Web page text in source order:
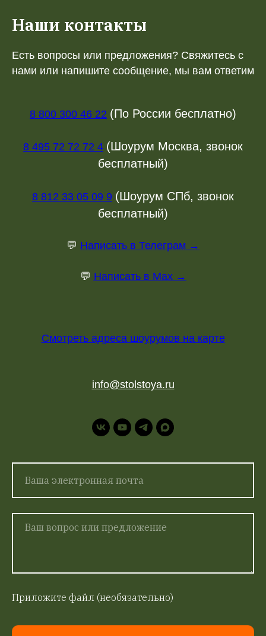
Наши контакты
Есть вопросы или предложения? Свяжитесь с
нами или напишите сообщение, мы вам ответим
8 800 300 46 22 (По России бесплатно)
8 495 72 72 72 4 (Шоурум Москва, звонок
бесплатный)
8 812 33 05 09 9 (Шоурум СПб, звонок
бесплатный)
💬 Написать в Телеграм →
💬 Написать в Max →
Смотреть адреса шоурумов на карте
info@stolstoya.ru
Приложите файл (необязательно)